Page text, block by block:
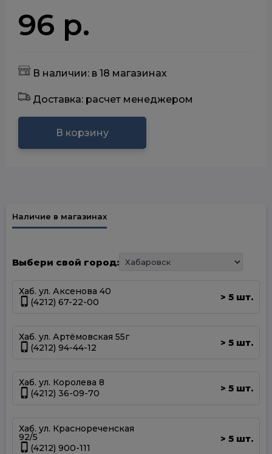
96 р.
В наличии: в 18 магазинах
Доставка: расчет менеджером
В корзину
Наличие в магазинах
Выбери свой город:
Хаб. ул. Аксенова 40
(4212) 67-22-00
> 5 шт.
Хаб. ул. Артёмовская 55г
(4212) 94-44-12
> 5 шт.
Хаб. ул. Королева 8
(4212) 36-09-70
> 5 шт.
Хаб. ул. Краснореченская
92/5
(4212) 900-111
> 5 шт.